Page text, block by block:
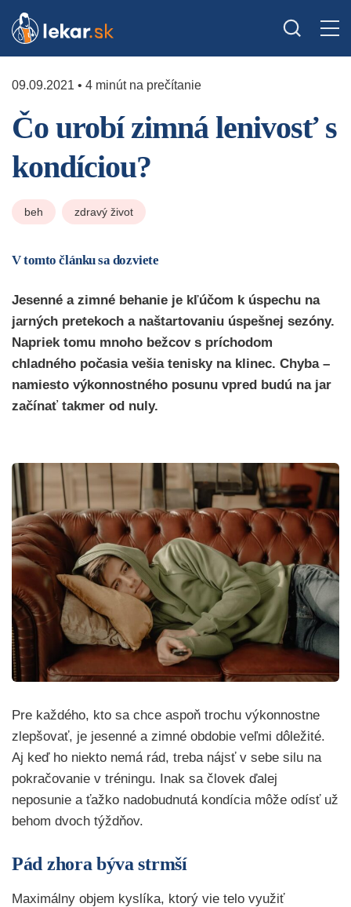
09.09.2021 • 4 minút na prečítanie
Čo urobí zimná lenivosť s
kondíciou?
beh zdravý život
V tomto článku sa dozviete
Jesenné a zimné behanie je kľúčom k úspechu na
jarných pretekoch a naštartovaniu úspešnej sezóny.
Napriek tomu mnoho bežcov s príchodom
chladného počasia vešia tenisky na klinec. Chyba –
namiesto výkonnostného posunu vpred budú na jar
začínať takmer od nuly.
Pre každého, kto sa chce aspoň trochu výkonnostne
zlepšovať, je jesenné a zimné obdobie veľmi dôležité.
Aj keď ho niekto nemá rád, treba nájsť v sebe silu na
pokračovanie v tréningu. Inak sa človek ďalej
neposunie a ťažko nadobudnutá kondícia môže odísť už
behom dvoch týždňov.
Pád zhora býva strmší
Maximálny objem kyslíka, ktorý vie telo využiť